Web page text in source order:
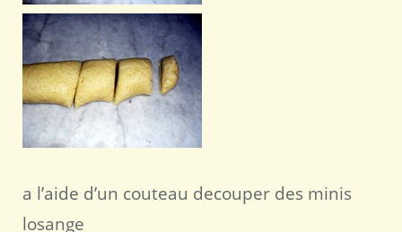
a l’aide d’un couteau decouper des minis
losange